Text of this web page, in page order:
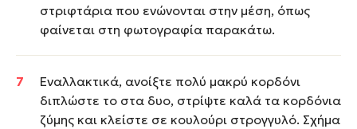
στριφτάρια που ενώνονται στην μέση, όπως
φαίνεται στη φωτογραφία παρακάτω.
Εναλλακτικά, ανοίξτε πολύ μακρύ κορδόνι
διπλώστε το στα δυο, στρίψτε καλά τα κορδόνια
ζύμης και κλείστε σε κουλούρι στρογγυλό. Σχήμα